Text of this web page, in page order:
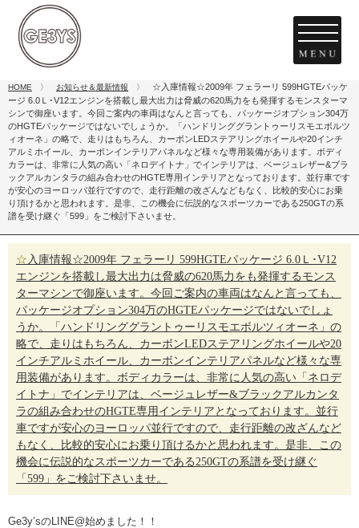
HOME 〉 お知らせ＆最新情報 〉
☆入庫情報☆2009年 フェラーリ 599HGTEパッケ
ージ 6.0Ｌ･V12エンジンを搭載し最大出力は脅威の620馬力をも発揮するモンスターマ
シンで御座います。今回ご案内の車両はなんと言っても、パッケージオプション304万
のHGTEパッケージではないでしょうか。「ハンドリンググラントゥーリスモエボルツ
ィオーネ」の略で、走りはもちろん、カーボンLEDステアリングホイールや20インチ
アルミホイール、カーボンインテリアパネルなど様々な専用装備があります。ボディ
カラーは、非常に人気の高い「ネロデイトナ」でインテリアは、ベージュレザー&ブラ
ックアルカンタラの組み合わせのHGTE専用インテリアとなっております。並行車です
が安心のヨーロッパ並行ですので、走行距離の改ざんなどもなく、比較的安心にお乗
り頂けるかと思われます。是非、この機会に伝説的なスポーツカーである250GTの系
譜を受け継ぐ「599」をご検討下さいませ。
☆入庫情報☆2009年 フェラーリ 599HGTEパッケージ 6.0Ｌ･V12
エンジンを搭載し最大出力は脅威の620馬力をも発揮するモンス
ターマシンで御座います。今回ご案内の車両はなんと言っても、
パッケージオプション304万のHGTEパッケージではないでしょ
うか。「ハンドリンググラントゥーリスモエボルツィオーネ」の
略で、走りはもちろん、カーボンLEDステアリングホイールや20
インチアルミホイール、カーボンインテリアパネルなど様々な専
用装備があります。ボディカラーは、非常に人気の高い「ネロデ
イトナ」でインテリアは、ベージュレザー&ブラックアルカンタ
ラの組み合わせのHGTE専用インテリアとなっております。並行
車ですが安心のヨーロッパ並行ですので、走行距離の改ざんなど
もなく、比較的安心にお乗り頂けるかと思われます。是非、この
機会に伝説的なスポーツカーである250GTの系譜を受け継ぐ
「599」をご検討下さいませ。
Ge3y’sのLINE@始めました！！